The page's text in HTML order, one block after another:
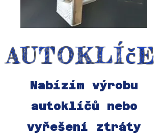
AUTOKLÍčE
Nabízím výrobu
autoklíčů nebo
vyřešení ztráty